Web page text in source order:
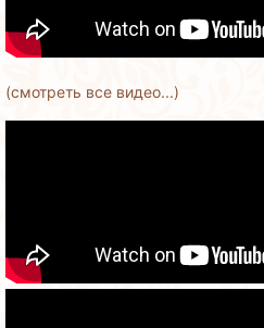
(смотреть все видео...)